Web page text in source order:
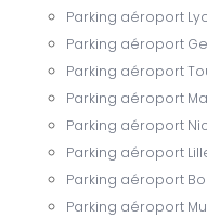
Parking aéroport
Parking aéroport
Parking aéroport
Parking aéroport
Parking aéroport
Parking aéroport
Parking aéroport
Parking aéroport